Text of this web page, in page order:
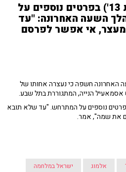
אלמוג בוקר ('חדשות 13') בפרטים נוספים על
השעה האחרונה: "עד
אי אפשר לפרסם
האחרונה חשפה כי נעצרה אחותו של
הנייה, המתגוררת בתל שבע.
('חדשות 13') הביא פרטים נוספים על המתרחש. "עד שלא תובא
את שמה", אמר.
אלמוג ישראל במלחמה